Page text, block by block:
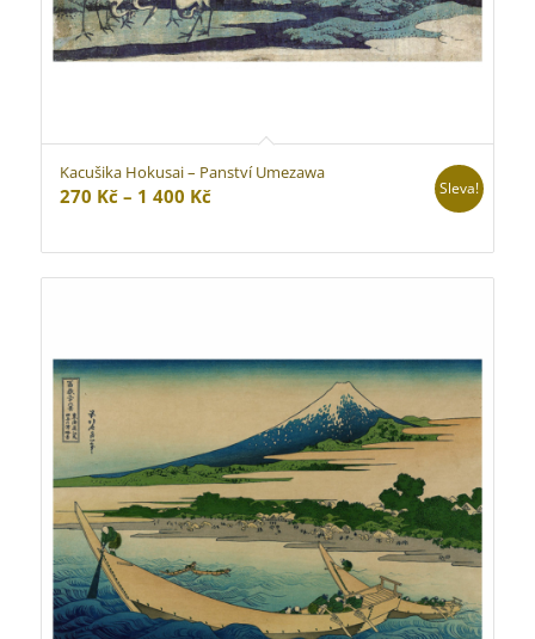
Kacušika Hokusai – Panství Umezawa
270 Kč – 1 400 KčRozpětí
270 Kč
až
Sleva!